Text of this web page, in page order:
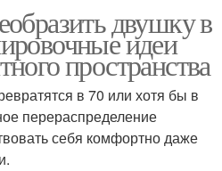
двушку в
идеи
пространства
в 70 или хотя бы в
перераспределение
себя комфортно даже